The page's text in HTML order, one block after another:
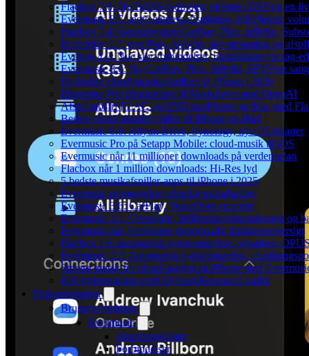
Flacbox 7.6: Ny BASS-lydmotor, effekter, DSP og en
Evermusic 8.7: ægte gapless-afspilning, lydeffekter,
Flacbox 7.4: Genopbygget CarPlay, Plex, Jellyfin,
Evervideo 1.7: nye Plex, Jellyfin, sky-streaming og
Evertag 4.2: Nye sky-forbindelser, indstillinger for tag-
Evermusic 8.6: Ny CarPlay, Plex, Jellyfin, SFTP og
De bedste cloud musikafspillere til iPhone i 2026
Eksporter Wix blogindlæg til Markdown med OpenAI
Afspil tabsfri FLAC og DSD på iPhone og Mac med
Bedste cloud musikafspiller til iPhone og iPad
Evermusic 6.8: Aliyun Drive, Synology, nye UI-stilarter
Evermusic Pro på Setapp Mobile: cloud-musik til iOS
Evermusic når 11 millioner downloads på verdensplan
Flacbox når 1 million downloads: Hi-Res lyd
5 bedste musikafspiller-apps til iPhone i 2025
Evermusic promovideo: cloud-musikafspiller
Evermusic 3.6: CarPlay, VoiceOver og mere
Evermusic 3.1: Crossfade, bibliotekssynkronisering og
Evermusic når 3 millioner downloads: funktionsoversigt
Flacbox 1.6: automatisk synkronisering, equalizer,
Evermusic 2.3: Automatisk synkronisering,
Stream musik fra cloud-lagring på iPhone med
iOS-lydstreaming med AVAssetResourceLoader
Dokumentation
Brugervejledning
Evermusic
Afspilningslister
Forbindelser